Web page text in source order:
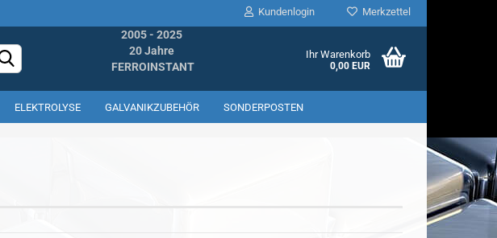
Kundenlogin Merkzettel
2005 - 2025
20 Jahre
FERROINSTANT
Ihr Warenkorb
0,00 EUR
ELEKTROLYSE GALVANIKZUBEHÖR SONDERPOSTEN